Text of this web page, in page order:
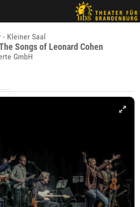
- Kleiner Saal
Songs of Leonard Cohen
GmbH